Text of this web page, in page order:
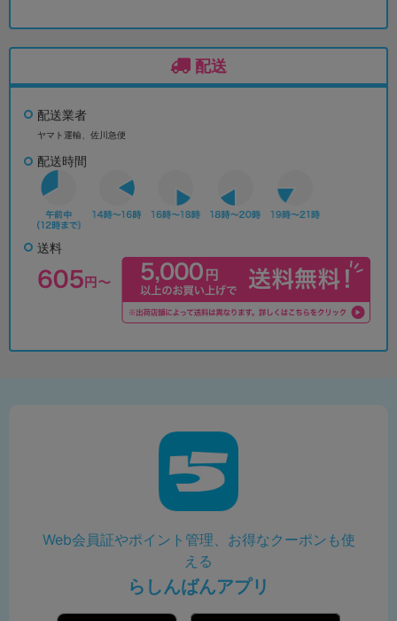
配送
配送業者
ヤマト運輸、佐川急便
配送時間
送料
Web会員証やポイント管理、お得なクーポンも使
える
らしんばんアプリ